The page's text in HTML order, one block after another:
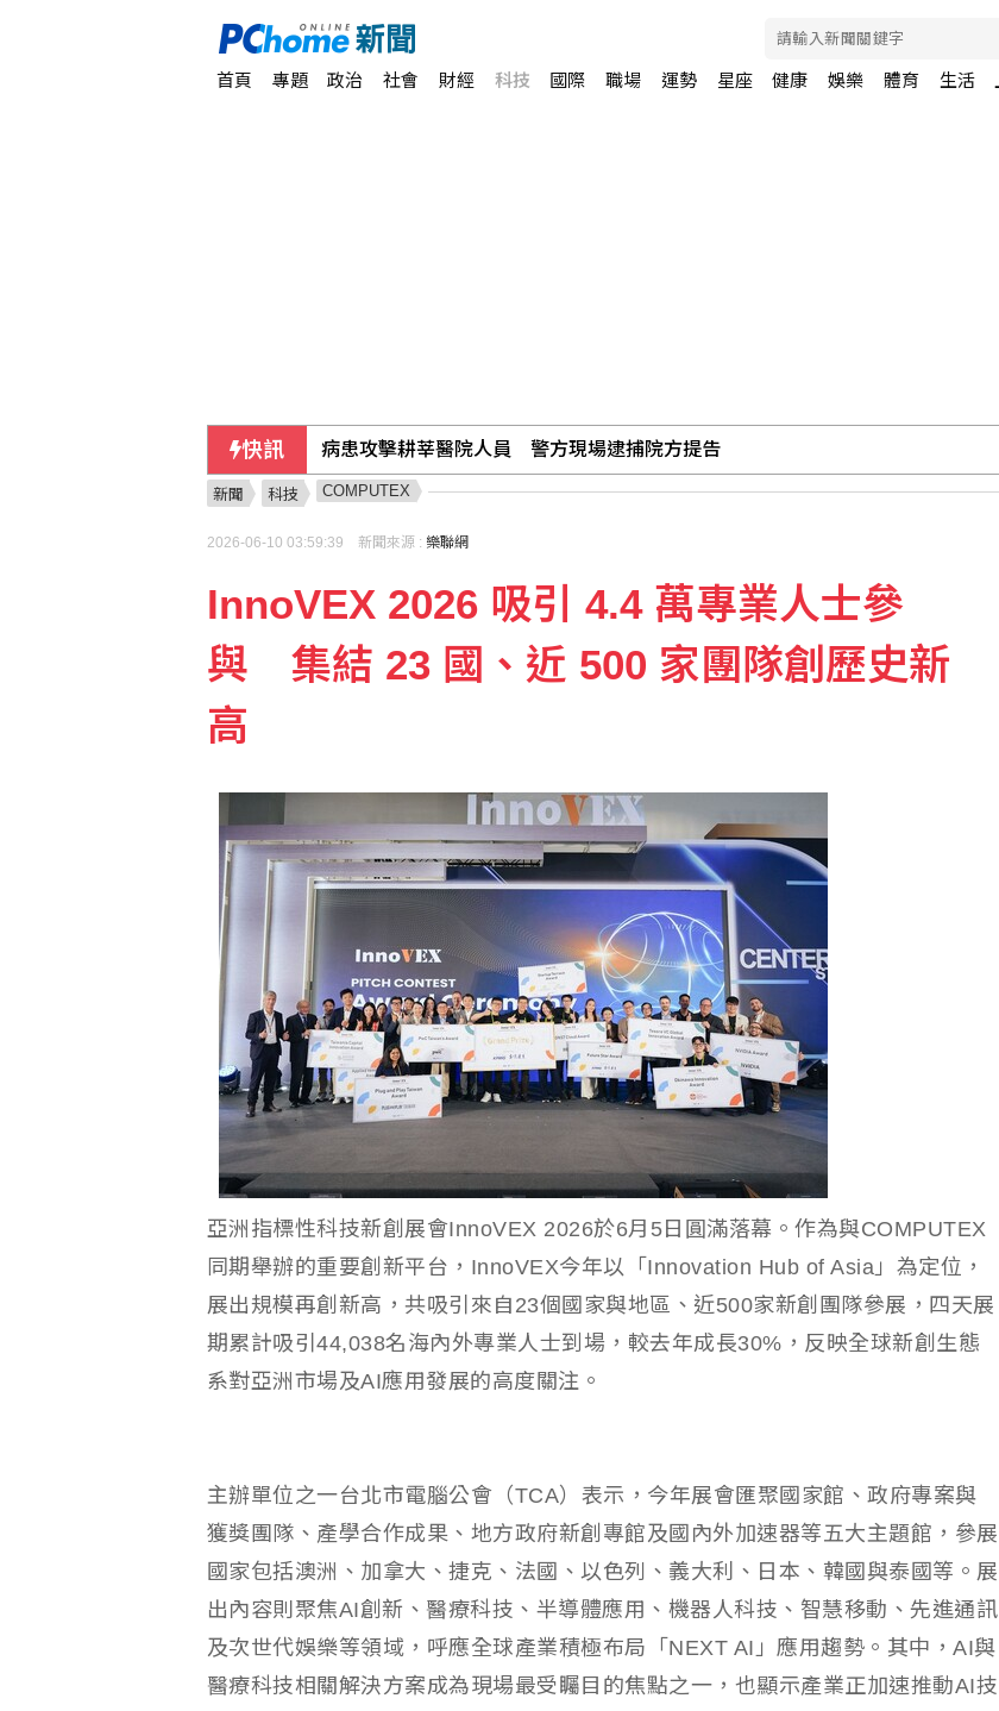
首頁 專題 政治 社會 財經 科技 國際 職場 運勢 星座 健康 娛樂 體育 生活
快訊 病患攻擊耕莘醫院人員 警方現場逮捕院方提告
智慧局首設專利超級站進駐文博會 助業者布局智財權
日媒：調降消費稅財源無著落 日本社福面臨考驗
新聞 科技 COMPUTEX
2026-06-10 03:59:39 新聞來源 : 樂聯網
InnoVEX 2026 吸引 4.4 萬專業人士參
與 集結 23 國、近 500 家團隊創歷史新
高
亞洲指標性科技新創展會InnoVEX 2026於6月5日圓滿落幕。作為與COMPUTEX
同期舉辦的重要創新平台，InnoVEX今年以「Innovation Hub of Asia」為定位，
展出規模再創新高，共吸引來自23個國家與地區、近500家新創團隊參展，四天展
期累計吸引44,038名海內外專業人士到場，較去年成長30%，反映全球新創生態
系對亞洲市場及AI應用發展的高度關注。
主辦單位之一台北市電腦公會（TCA）表示，今年展會匯聚國家館、政府專案與
獲獎團隊、產學合作成果、地方政府新創專館及國內外加速器等五大主題館，參展
國家包括澳洲、加拿大、捷克、法國、以色列、義大利、日本、韓國與泰國等。展
出內容則聚焦AI創新、醫療科技、半導體應用、機器人科技、智慧移動、先進通訊
及次世代娛樂等領域，呼應全球產業積極布局「NEXT AI」應用趨勢。其中，AI與
醫療科技相關解決方案成為現場最受矚目的焦點之一，也顯示產業正加速推動AI技